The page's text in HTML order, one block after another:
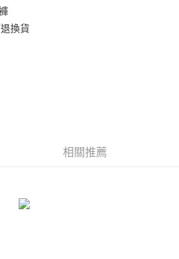
認證，即可結帳。
再付款。
額後，即可完成結帳。
換貨
相關推薦